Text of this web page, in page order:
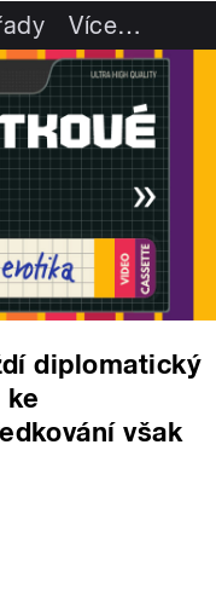
Více…
diplomatický
ke
však